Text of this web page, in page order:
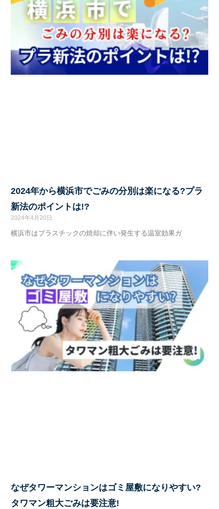
2024年から横浜市でごみの分別は楽になる?プラ
新法のポイントは!?
2024年4月20日
横浜市はプラスチックの焼却に伴い発生する温室効果ガ
なぜタワーマンションはゴミ屋敷になりやすい?
タワマン粗大ごみは要注意!